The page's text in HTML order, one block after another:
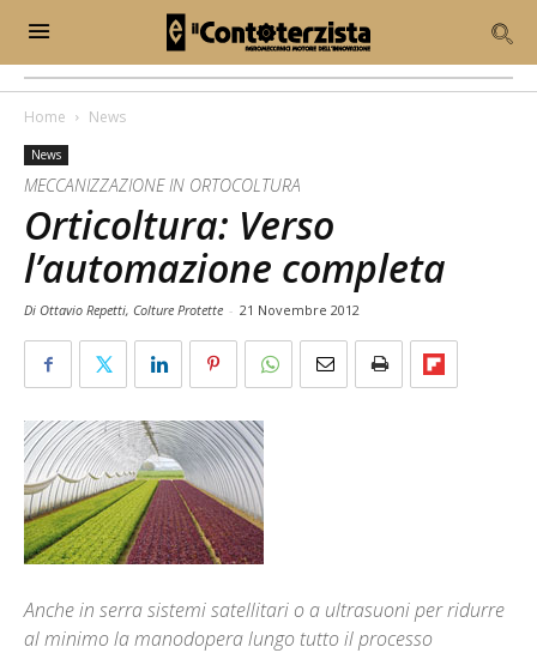
Home News
News
MECCANIZZAZIONE IN ORTOCOLTURA
Orticoltura: Verso
l’automazione completa
Di Ottavio Repetti, Colture Protette - 21 Novembre 2012
Anche in serra sistemi satellitari o a ultrasuoni per ridurre
al minimo la manodopera lungo tutto il processo